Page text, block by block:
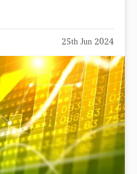
25th Jun 2024